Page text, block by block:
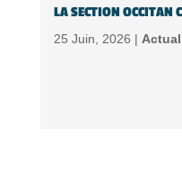
LA SECTION OCCITAN
25 Juin, 2026 |